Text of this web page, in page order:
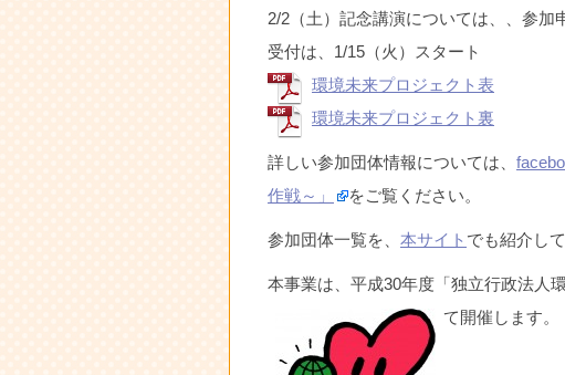
2/2（土）記念講演については、、参加
受付は、1/15（火）スタート
環境未来プロジェクト表
環境未来プロジェクト裏
詳しい参加団体情報については、
作戦～」
をご覧ください。
参加団体一覧を、 本サイト でも紹介し
本事業は、平成30年度「独立行政法
て開催します。